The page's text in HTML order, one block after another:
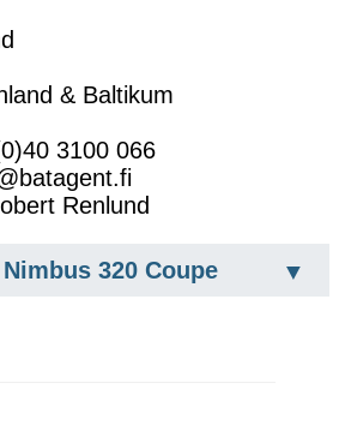
& Baltikum
3100 066
Renlund
320 Coupe